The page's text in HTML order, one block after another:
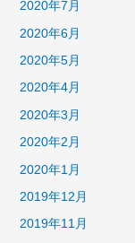
2020年7月
2020年6月
2020年5月
2020年4月
2020年3月
2020年2月
2020年1月
2019年12月
2019年11月